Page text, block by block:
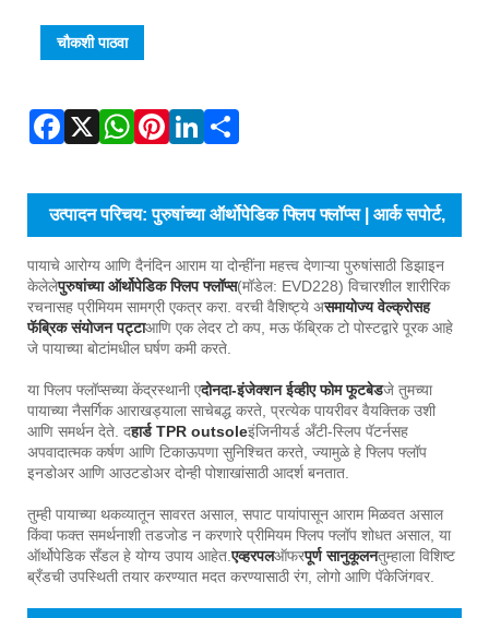
चौकशी पाठवा
उत्पादन परिचय: पुरुषांच्या ऑर्थोपेडिक फ्लिप फ्लॉप्स | आर्क सपोर्ट,
अँटी-स्लिप आणि दिवसभर आराम
पायाचे आरोग्य आणि दैनंदिन आराम या दोन्हींना महत्त्व देणाऱ्या पुरुषांसाठी डिझाइन
केलेलेपुरुषांच्या ऑर्थोपेडिक फ्लिप फ्लॉप्स(मॉडेल: EVD228) विचारशील शारीरिक
रचनासह प्रीमियम सामग्री एकत्र करा. वरची वैशिष्ट्ये असमायोज्य वेल्क्रोसह
फॅब्रिक संयोजन पट्टाआणि एक लेदर टो कप, मऊ फॅब्रिक टो पोस्टद्वारे पूरक आहे
जे पायाच्या बोटांमधील घर्षण कमी करते.
या फ्लिप फ्लॉप्सच्या केंद्रस्थानी एदोनदा-इंजेक्शन ईव्हीए फोम फूटबेडजे तुमच्या
पायाच्या नैसर्गिक आराखड्याला साचेबद्ध करते, प्रत्येक पायरीवर वैयक्तिक उशी
आणि समर्थन देते. दहार्ड TPR outsoleइंजिनीयर्ड अँटी-स्लिप पॅटर्नसह
अपवादात्मक कर्षण आणि टिकाऊपणा सुनिश्चित करते, ज्यामुळे हे फ्लिप फ्लॉप
इनडोअर आणि आउटडोअर दोन्ही पोशाखांसाठी आदर्श बनतात.
तुम्ही पायाच्या थकव्यातून सावरत असाल, सपाट पायांपासून आराम मिळवत असाल
किंवा फक्त समर्थनाशी तडजोड न करणारे प्रीमियम फ्लिप फ्लॉप शोधत असाल, या
ऑर्थोपेडिक सँडल हे योग्य उपाय आहेत.एव्हरपलऑफरपूर्ण सानुकूलनतुम्हाला विशिष्ट
ब्रँडची उपस्थिती तयार करण्यात मदत करण्यासाठी रंग, लोगो आणि पॅकेजिंगवर.